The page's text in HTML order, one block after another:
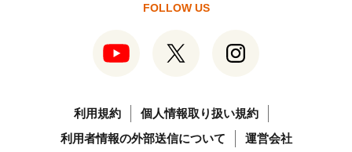
FOLLOW US
利用規約
個人情報取り扱い規約
利用者情報の外部送信について
運営会社